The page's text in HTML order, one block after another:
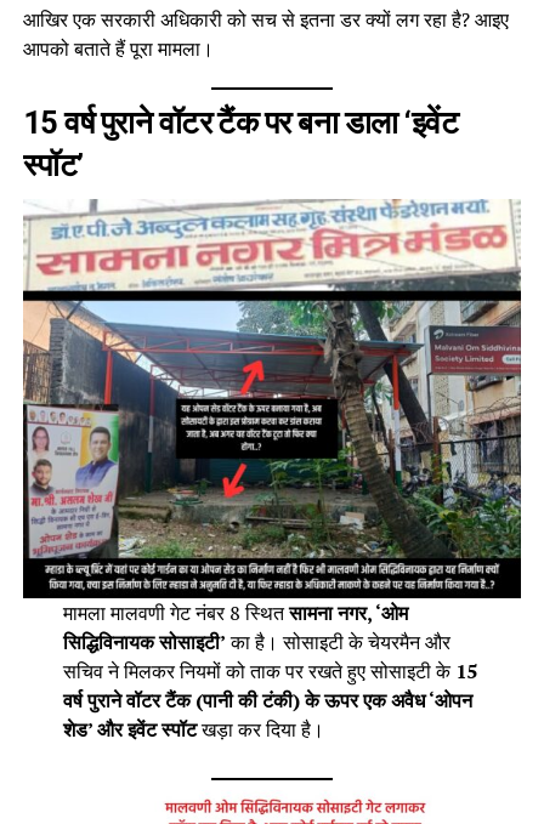
आखिर एक सरकारी अधिकारी को सच से इतना डर क्यों लग रहा है? आइए
आपको बताते हैं पूरा मामला।
15 वर्ष पुराने वॉटर टैंक पर बना डाला ‘इवेंट
स्पॉट’
मामला मालवणी गेट नंबर 8 स्थितसामना नगर, ‘ओम
सिद्धिविनायक सोसाइटी’का है। सोसाइटी के चेयरमैन और
सचिव ने मिलकर नियमों को ताक पर रखते हुए सोसाइटी के 15
वर्ष पुराने वॉटर टैंक (पानी की टंकी) के ऊपर एक अवैध ‘ओपन
शेड’ और इवेंट स्पॉटखड़ा कर दिया है।